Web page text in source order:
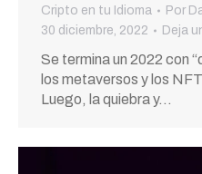
Cripto en tu Idioma Por
30 diciembre, 2022
Deja
Se termina un 2022 con
los metaversos y los
Luego, la quiebra y…